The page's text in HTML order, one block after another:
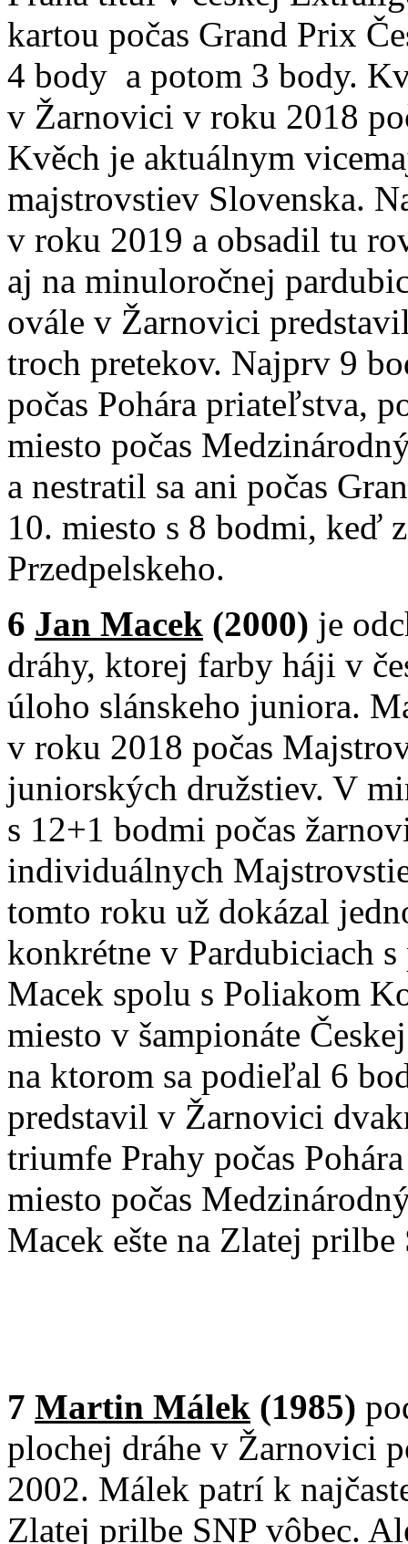
kartou počas Grand Prix
4 body a potom 3 body.
v Žarnovici v roku 2018
Kvěch je aktuálnym
majstrovstiev Slovenska.
v roku 2019 a obsadil tu
aj na minuloročnej
ovále v Žarnovici
troch pretekov. Najprv 9
počas Pohára priateľstva,
miesto počas
a nestratil sa ani počas
10. miesto s 8 bodmi, keď
Przedpelskeho.
6 Jan Macek (2000) je
dráhy, ktorej farby háji v
úloho slánskeho juniora.
v roku 2018 počas
juniorských družstiev. V
s 12+1 bodmi počas
individuálnych
tomto roku už dokázal
konkrétne v Pardubiciach
Macek spolu s Poliakom
miesto v šampionáte
na ktorom sa podieľal 6
predstavil v Žarnovici
triumfe Prahy počas
miesto počas
Macek ešte na Zlatej prilbe
7 Martin Málek (1985)
plochej dráhe v Žarnovici
2002. Málek patrí k
Zlatej prilbe SNP vôbec.